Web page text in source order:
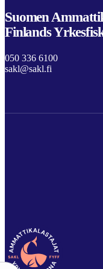
Suomen
Finlands
050 336 6100
sakl@sakl.fi